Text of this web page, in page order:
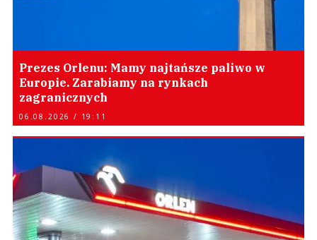
Prezes Orlenu: Mamy najtańsze paliwo w
Europie. Zarabiamy na rynkach
zagranicznych
06.08.2026 / 19:11